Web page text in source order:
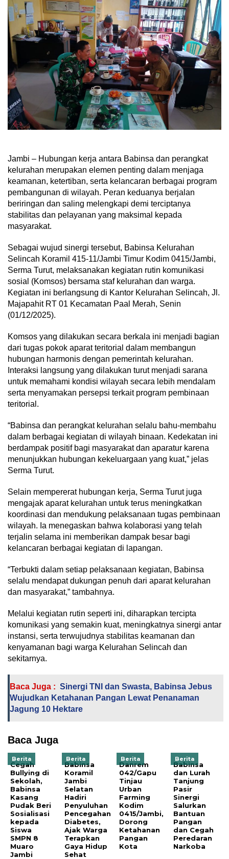
Jambi – Hubungan kerja antara Babinsa dan perangkat
kelurahan merupakan elemen penting dalam menjaga
keamanan, ketertiban, serta kelancaran berbagai program
pembangunan di wilayah. Peran keduanya berjalan
beriringan dan saling melengkapi demi terciptanya
stabilitas dan pelayanan yang maksimal kepada
masyarakat.
Sebagai wujud sinergi tersebut, Babinsa Kelurahan
Selincah Koramil 415-11/Jambi Timur Kodim 0415/Jambi,
Serma Turut, melaksanakan kegiatan rutin komunikasi
sosial (Komsos) bersama staf kelurahan dan warga.
Kegiatan ini berlangsung di Kantor Kelurahan Selincah, Jl.
Majapahit RT 01 Kecamatan Paal Merah, Senin
(01/12/2025).
Komsos yang dilakukan secara berkala ini menjadi bagian
dari tugas pokok aparat teritorial dalam membangun
hubungan harmonis dengan pemerintah kelurahan.
Interaksi langsung yang dilakukan turut menjadi sarana
untuk memahami kondisi wilayah secara lebih mendalam
serta menyamakan persepsi terkait program pembinaan
teritorial.
“Babinsa dan perangkat kelurahan selalu bahu-membahu
dalam berbagai kegiatan di wilayah binaan. Kedekatan ini
berdampak positif bagi masyarakat dan aparatur karena
menunjukkan hubungan kekeluargaan yang kuat,” jelas
Serma Turut.
Selain mempererat hubungan kerja, Serma Turut juga
mengajak aparat kelurahan untuk terus meningkatkan
koordinasi dan mendukung pelaksanaan tugas pembinaan
wilayah. Ia menegaskan bahwa kolaborasi yang telah
terjalin selama ini memberikan dampak besar bagi
kelancaran berbagai kegiatan di lapangan.
“Terbukti dalam setiap pelaksanaan kegiatan, Babinsa
selalu mendapat dukungan penuh dari aparat kelurahan
dan masyarakat,” tambahnya.
Melalui kegiatan rutin seperti ini, diharapkan tercipta
komunikasi yang semakin kuat, meningkatnya sinergi antar
instansi, serta terwujudnya stabilitas keamanan dan
kenyamanan bagi warga Kelurahan Selincah dan
sekitarnya.
Baca Juga : Sinergi TNI dan Swasta, Babinsa Jebus
Wujudkan Ketahanan Pangan Lewat Penanaman
Jagung 10 Hektare
Baca Juga
Berita
Cegah
Bullying di
Sekolah,
Babinsa
Kasang
Pudak Beri
Sosialisasi
kepada
Siswa
SMPN 8
Muaro
Jambi
Berita
Babinsa
Koramil
Jambi
Selatan
Hadiri
Penyuluhan
Pencegahan
Diabetes,
Ajak Warga
Terapkan
Gaya Hidup
Sehat
Berita
Danrem
042/Gapu
Tinjau
Urban
Farming
Kodim
0415/Jambi,
Dorong
Ketahanan
Pangan
Kota
Berita
Babinsa
dan Lurah
Tanjung
Pasir
Sinergi
Salurkan
Bantuan
Pangan
dan Cegah
Peredaran
Narkoba